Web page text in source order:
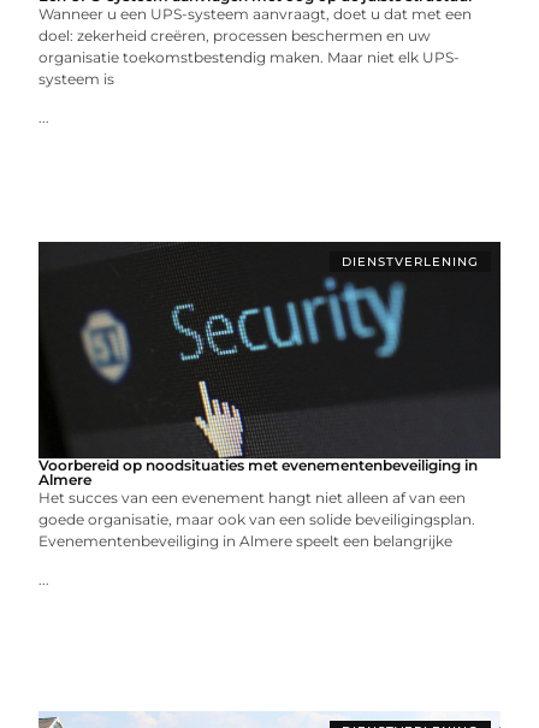
Wanneer u een UPS-systeem aanvraagt, doet u dat met een
doel: zekerheid creëren, processen beschermen en uw
organisatie toekomstbestendig maken. Maar niet elk UPS-
systeem is
...
DIENSTVERLENING
Voorbereid op noodsituaties met evenementenbeveiliging in
Almere
Het succes van een evenement hangt niet alleen af van een
goede organisatie, maar ook van een solide beveiligingsplan.
Evenementenbeveiliging in Almere speelt een belangrijke
...